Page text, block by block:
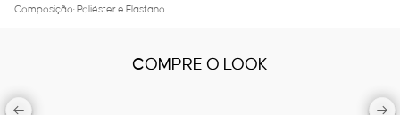
Composição: Poliéster e Elastano
COMPRE O LOOK